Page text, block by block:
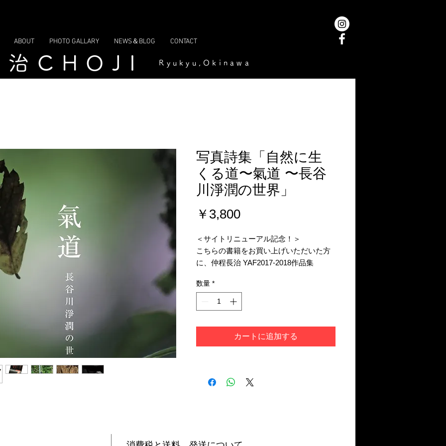
ABOUT PHOTO GALLARY NEWS＆BLOG CONTACT
治CHOJI Ryukyu,Okinawa
写真詩集「自然に生
くる道〜氣道 〜長谷
川淨潤の世界」
￥3,800価
＜サイトリニューアル記念！＞
こちらの書籍をお買い上げいただいた方
に、仲程長治 YAF2017-2018作品集
り）をプレゼントいたします。（〜7/22
まで）
氣道家の長谷川淨潤が、20余年に渡って
書き綴ってきた日記「日日是好日」の中
セレクト。仲程長治が文章に合わせて自
て「今」という瞬間が、確かな感覚とし
数量 *
カートに追加する